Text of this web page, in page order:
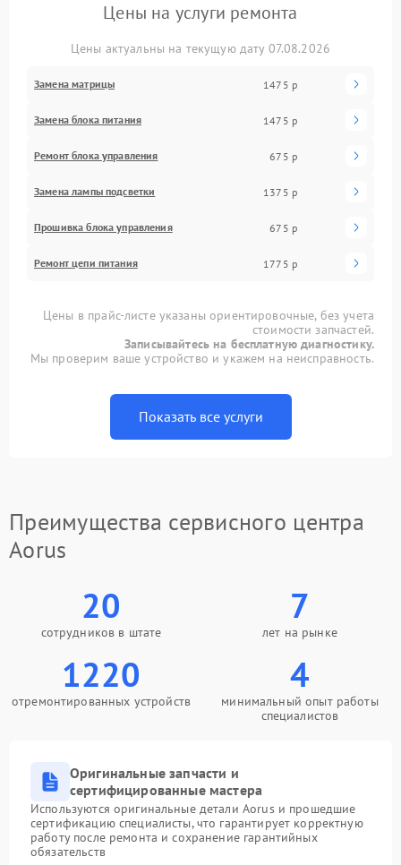
Цены на услуги ремонта
Цены актуальны на текущую дату 07.08.2026
Замена матрицы 1475 р
Замена блока питания 1475 р
Ремонт блока управления 675 р
Замена лампы подсветки 1375 р
Прошивка блока управления 675 р
Ремонт цепи питания 1775 р
Цены в прайс-листе указаны ориентировочные, без учета
стоимости запчастей.
Записывайтесь на бесплатную диагностику.
Мы проверим ваше устройство и укажем на неисправность.
Показать все услуги
Преимущества сервисного центра
Aorus
20
сотрудников в штате
7
лет на рынке
1220
отремонтированных устройств
4
минимальный опыт работы
специалистов
Оригинальные запчасти и
сертифицированные мастера
Используются оригинальные детали Aorus и прошедшие
сертификацию специалисты, что гарантирует корректную
работу после ремонта и сохранение гарантийных
обязательств